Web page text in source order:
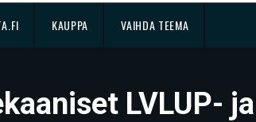
KAUPPA VAIHDA TEEMA
LVLUP- ja